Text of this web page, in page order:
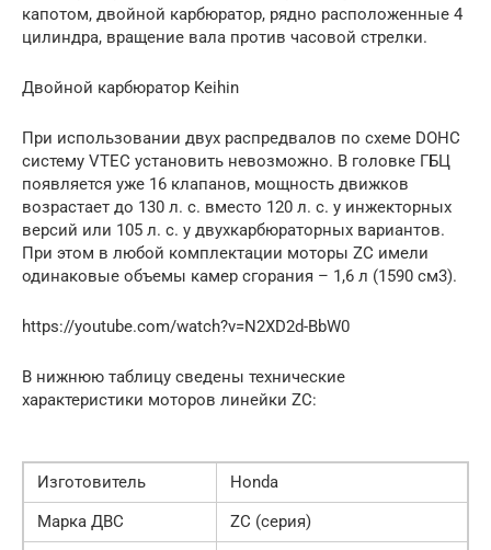
капотом, двойной карбюратор, рядно расположенные 4
цилиндра, вращение вала против часовой стрелки.
Двойной карбюратор Keihin
При использовании двух распредвалов по схеме DOHC
систему VTEC установить невозможно. В головке ГБЦ
появляется уже 16 клапанов, мощность движков
возрастает до 130 л. с. вместо 120 л. с. у инжекторных
версий или 105 л. с. у двухкарбюраторных вариантов.
При этом в любой комплектации моторы ZC имели
одинаковые объемы камер сгорания – 1,6 л (1590 см3).
https://youtube.com/watch?v=N2XD2d-BbW0
В нижнюю таблицу сведены технические
характеристики моторов линейки ZC:
Изготовитель
Honda
Марка ДВС
ZC (серия)